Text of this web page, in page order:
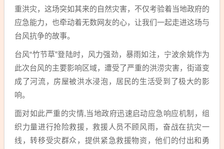
重洪灾，这场突如其来的自然灾害，不仅考验着当地政府的
应急能力，也牵动着无数网友的心，让我们一起走进这场与
台风抗争的故事。
台风“竹节草”登陆时，风力强劲，暴雨如注，宁波余姚作为
此次台风的主要影响区域，遭受了严重的洪涝灾害，街道变
成了河流，房屋被洪水浸泡，居民的生活受到了极大的影
响。
面对如此严重的灾情,当地政府迅速启动应急响应机制，组
织力量进行抢险救援，救援人员不顾风雨，奋战在抗灾一
线，转移受灾群众，提供紧急救援物资，他们的付出和勇